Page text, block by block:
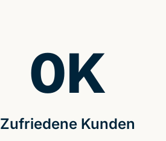
Zufriedene Kunden
0K